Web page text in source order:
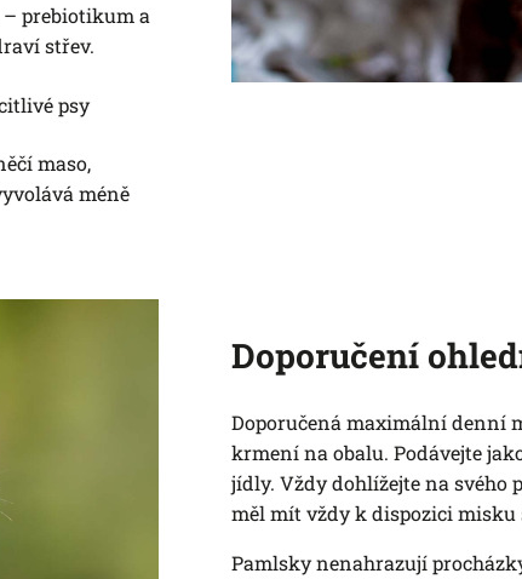
prebiotikum a
střev.
psy
maso,
méně
Doporučení
Doporučená maximální denní
krmení na obalu. Podávejte
jídly. Vždy dohlížejte na svého
měl mít vždy k dispozici misku
Pamlsky nenahrazují